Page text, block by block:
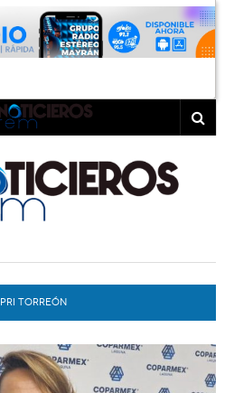
PRI TORREÓN